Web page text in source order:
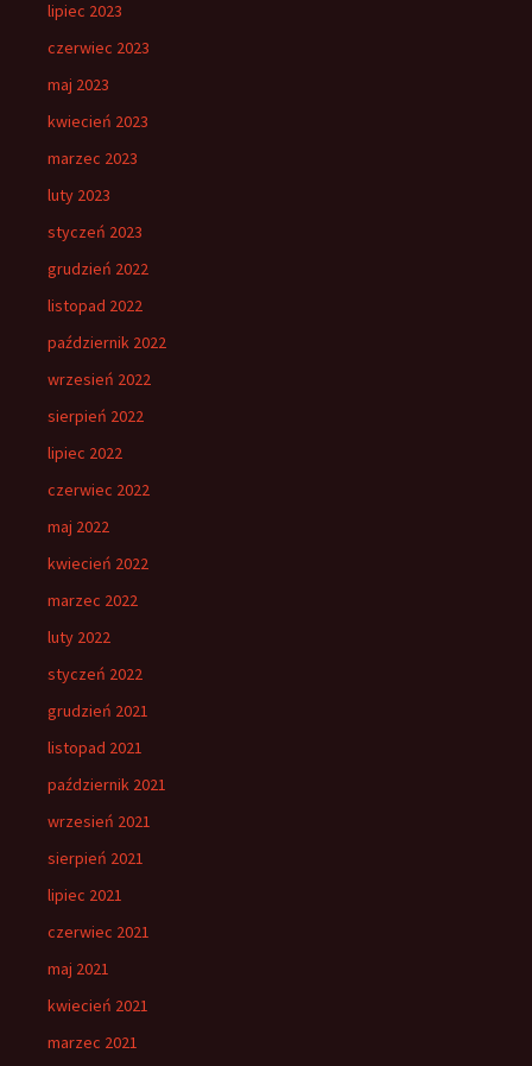
lipiec 2023
czerwiec 2023
maj 2023
kwiecień 2023
marzec 2023
luty 2023
styczeń 2023
grudzień 2022
listopad 2022
październik 2022
wrzesień 2022
sierpień 2022
lipiec 2022
czerwiec 2022
maj 2022
kwiecień 2022
marzec 2022
luty 2022
styczeń 2022
grudzień 2021
listopad 2021
październik 2021
wrzesień 2021
sierpień 2021
lipiec 2021
czerwiec 2021
maj 2021
kwiecień 2021
marzec 2021